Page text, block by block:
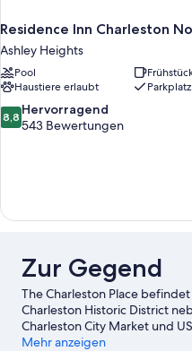
Residence Inn Charleston
Ashley Heights
Pool
Haustiere erlaubt
8.8
von
8,8 Hervorragend
543 Bewertungen
Zur Gegend
The Charleston Place
Charleston Historic District
Charleston City Market und
wichtigen
Mehr anzeigen